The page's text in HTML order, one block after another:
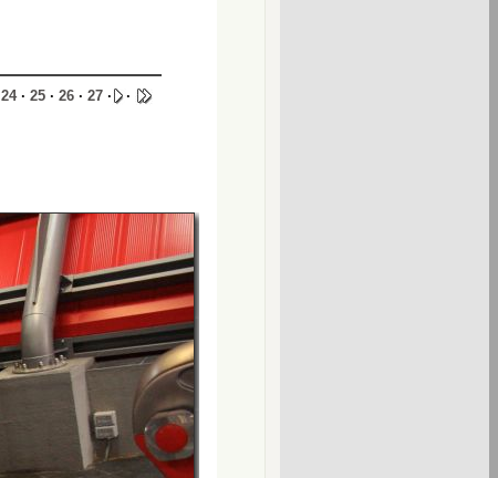
24· 25· 26· 27· ·